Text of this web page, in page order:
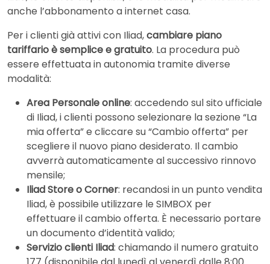
anche l’abbonamento a internet casa.
Per i clienti già attivi con Iliad,cambiare piano
tariffario è semplice e gratuito. La procedura può
essere effettuata in autonomia tramite diverse
modalità:
Area Personale online: accedendo sul sito ufficiale
di Iliad, i clienti possono selezionare la sezione “La
mia offerta” e cliccare su “Cambio offerta” per
scegliere il nuovo piano desiderato. Il cambio
avverrà automaticamente al successivo rinnovo
mensile;
Iliad Store o Corner: recandosi in un punto vendita
Iliad, è possibile utilizzare le SIMBOX per
effettuare il cambio offerta. È necessario portare
un documento d’identità valido;
Servizio clienti Iliad: chiamando il numero gratuito